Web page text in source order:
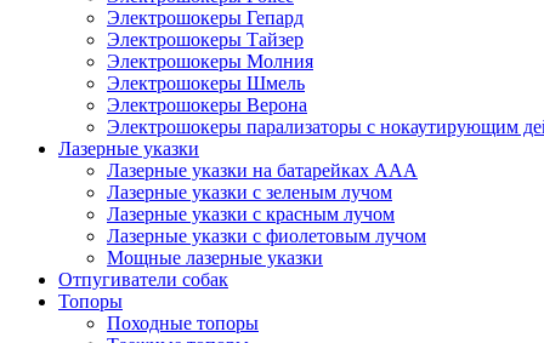
Электрошокеры Гепард
Электрошокеры Тайзер
Электрошокеры Молния
Электрошокеры Шмель
Электрошокеры Верона
Электрошокеры парализаторы с нокаутирующим
Лазерные указки
Лазерные указки на батарейках ААА
Лазерные указки с зеленым лучом
Лазерные указки с красным лучом
Лазерные указки с фиолетовым лучом
Мощные лазерные указки
Отпугиватели собак
Топоры
Походные топоры